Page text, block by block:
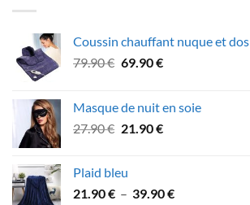
Coussin chauffant nuque et dos
79.90€ Le
était :
79.90 €.
69.90€Le
est :
69.90 €.
Masque de nuit en soie
27.90€ Le
était :
27.90 €.
21.90€Le
21.90 €.
Plaid bleu
21.90€ – 39.90€Plage